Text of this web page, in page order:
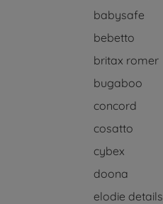
babysafe
bebetto
britax romer
bugaboo
concord
cosatto
cybex
doona
elodie details